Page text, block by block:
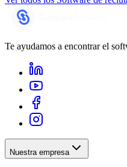
Te ayudamos a encontrar el
Nuestra empresa